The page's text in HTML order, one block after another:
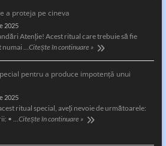
a proteja pe cineva
2025
Atenție! Acest ritual care trebuie să fie
numai …Citește în continuare »
pentru a produce impotență unui
2025
ritual special, aveți nevoie de următoarele:
• …Citește în continuare »